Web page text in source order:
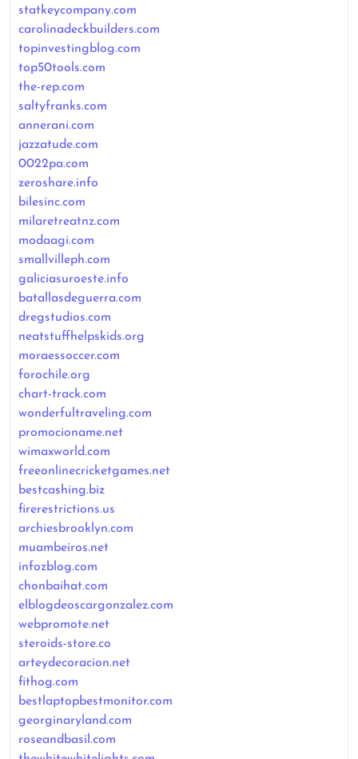
statkeycompany.com
carolinadeckbuilders.com
topinvestingblog.com
top50tools.com
the-rep.com
saltyfranks.com
annerani.com
jazzatude.com
0022pa.com
zeroshare.info
bilesinc.com
milaretreatnz.com
modaagi.com
smallvilleph.com
galiciasuroeste.info
batallasdeguerra.com
dregstudios.com
neatstuffhelpskids.org
moraessoccer.com
forochile.org
chart-track.com
wonderfultraveling.com
promocioname.net
wimaxworld.com
freeonlinecricketgames.net
bestcashing.biz
firerestrictions.us
archiesbrooklyn.com
muambeiros.net
infozblog.com
chonbaihat.com
elblogdeoscargonzalez.com
webpromote.net
steroids-store.co
arteydecoracion.net
fithog.com
bestlaptopbestmonitor.com
georginaryland.com
roseandbasil.com